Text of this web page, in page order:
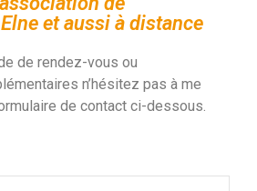
et aussi à distance
de rendez-vous ou
n’hésitez pas à me
de contact ci-dessous.